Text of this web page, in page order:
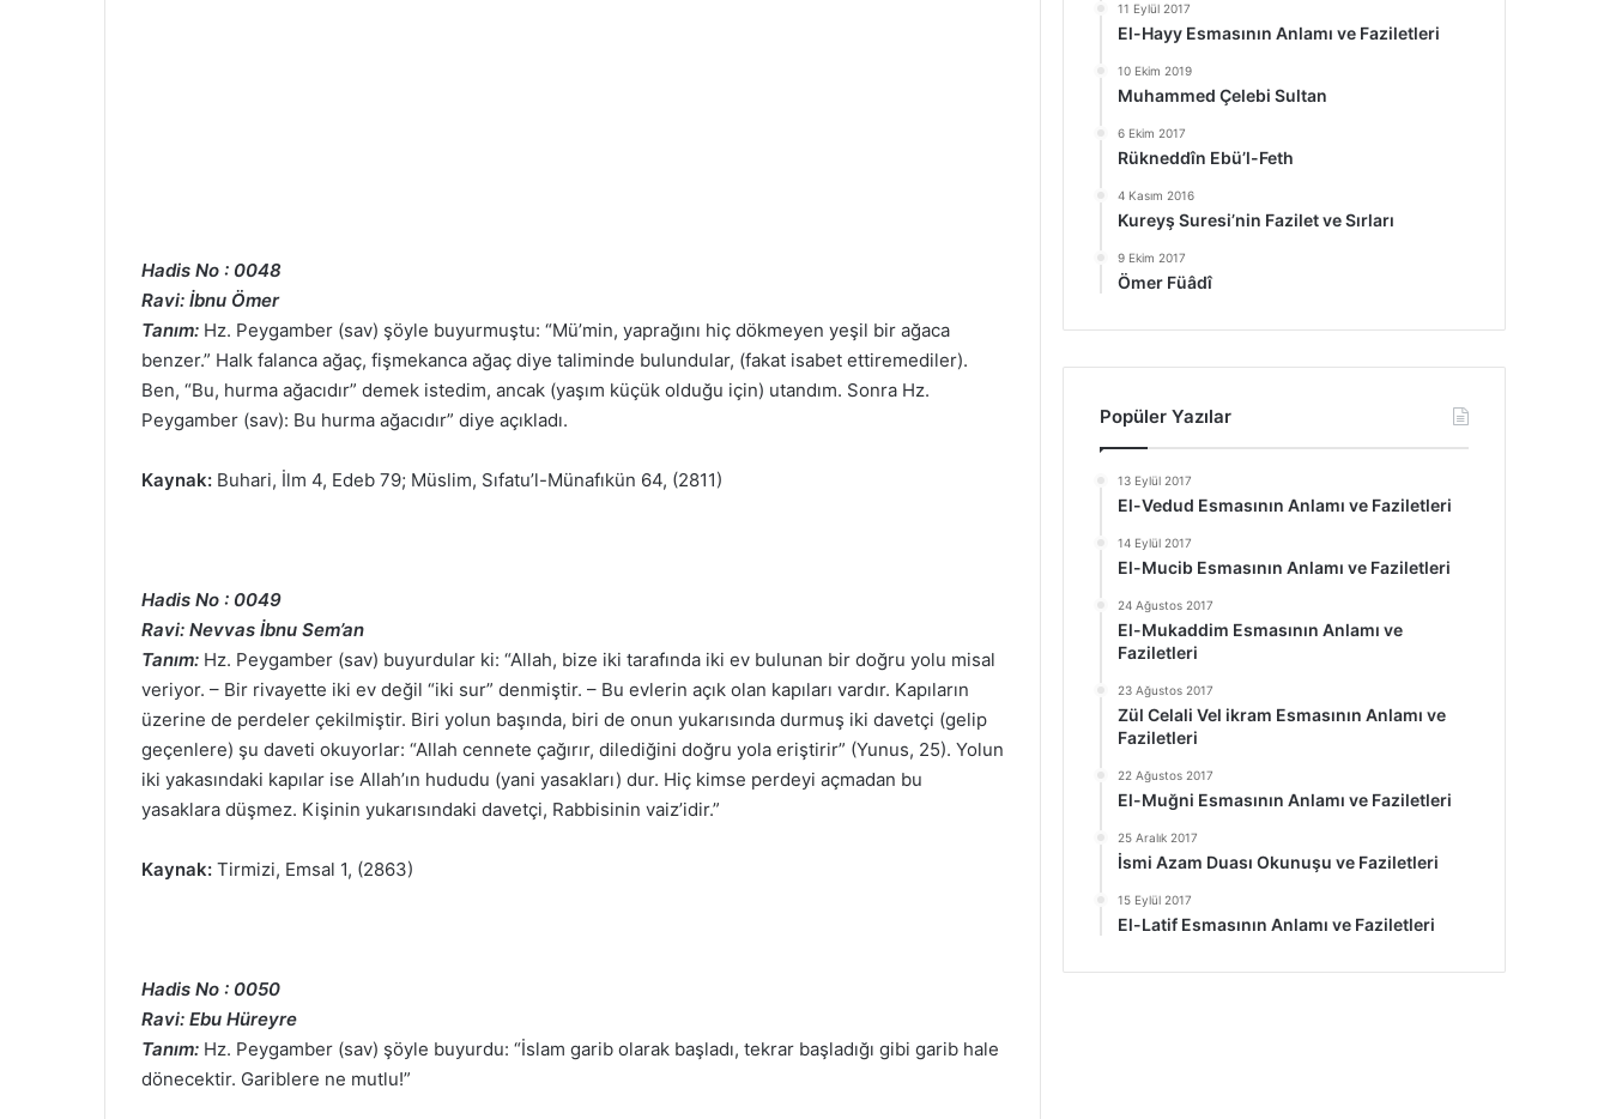
Hadis No : 0048
Ravi: İbnu Ömer
Tanım: Hz. Peygamber (sav) şöyle buyurmuştu: “Mü’min, yaprağını hiç dökmeyen yeşil bir ağaca
benzer.” Halk falanca ağaç, fişmekanca ağaç diye taliminde bulundular, (fakat isabet ettiremediler).
Ben, “Bu, hurma ağacıdır” demek istedim, ancak (yaşım küçük olduğu için) utandım. Sonra Hz.
Peygamber (sav): Bu hurma ağacıdır” diye açıkladı.
Kaynak: Buhari, İlm 4, Edeb 79; Müslim, Sıfatu’l-Münafıkün 64, (2811)
Hadis No : 0049
Ravi: Nevvas İbnu Sem’an
Tanım: Hz. Peygamber (sav) buyurdular ki: “Allah, bize iki tarafında iki ev bulunan bir doğru yolu misal
veriyor. – Bir rivayette iki ev değil “iki sur” denmiştir. – Bu evlerin açık olan kapıları vardır. Kapıların
üzerine de perdeler çekilmiştir. Biri yolun başında, biri de onun yukarısında durmuş iki davetçi (gelip
geçenlere) şu daveti okuyorlar: “Allah cennete çağırır, dilediğini doğru yola eriştirir” (Yunus, 25). Yolun
iki yakasındaki kapılar ise Allah’ın hududu (yani yasakları) dur. Hiç kimse perdeyi açmadan bu
yasaklara düşmez. Kişinin yukarısındaki davetçi, Rabbisinin vaiz’idir.”
Kaynak: Tirmizi, Emsal 1, (2863)
Hadis No : 0050
Ravi: Ebu Hüreyre
Tanım: Hz. Peygamber (sav) şöyle buyurdu: “İslam garib olarak başladı, tekrar başladığı gibi garib hale
dönecektir. Gariblere ne mutlu!”
11 Eylül 2017
El-Hayy Esmasının Anlamı ve Faziletleri
10 Ekim 2019
Muhammed Çelebi Sultan
6 Ekim 2017
Rükneddîn Ebü’l-Feth
4 Kasım 2016
Kureyş Suresi’nin Fazilet ve Sırları
9 Ekim 2017
Ömer Füâdî
Popüler Yazılar
13 Eylül 2017
El-Vedud Esmasının Anlamı ve Faziletleri
14 Eylül 2017
El-Mucib Esmasının Anlamı ve Faziletleri
24 Ağustos 2017
El-Mukaddim Esmasının Anlamı ve
Faziletleri
23 Ağustos 2017
Zül Celali Vel ikram Esmasının Anlamı ve
Faziletleri
22 Ağustos 2017
El-Muğni Esmasının Anlamı ve Faziletleri
25 Aralık 2017
İsmi Azam Duası Okunuşu ve Faziletleri
15 Eylül 2017
El-Latif Esmasının Anlamı ve Faziletleri